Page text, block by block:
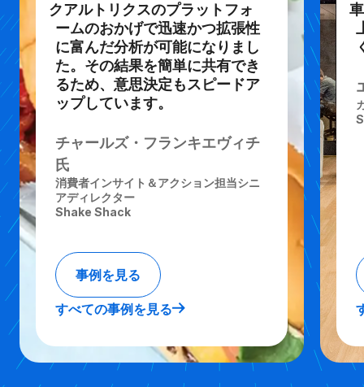
クアルトリクスのプラットフォ
ームのおかげで迅速かつ拡張性
に富んだ分析が可能になりまし
た。その結果を簡単に共有でき
るため、意思決定もスピードア
ップしています。
チャールズ・フランキエヴィチ
氏
消費者インサイト＆アクション担当シニ
アディレクター
Shake Shack
事例を見る
すべての事例を見る